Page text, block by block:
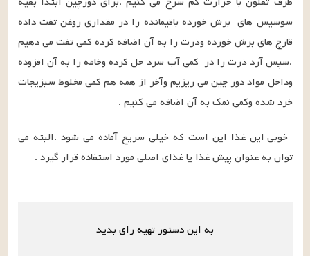
خرد شده وکمی نمک به آن اضافه می کنیم .
توان به عنوان پیش غذا یا غذای اصلی مورد استفاده قرار گیرد .
به این دستور تهیه رای بدید